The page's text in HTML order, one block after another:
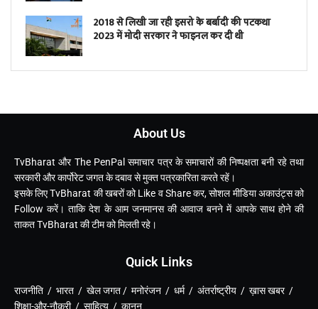
2018 से लिखी जा रही इसरो के बर्बादी की पटकथा
2023 में मोदी सरकार ने फाइनल कर दी थी
About Us
TvBharat और The PenPal समाचार पत्र के समाचारों की निष्पक्षता बनी रहे तथा
सरकारी और कार्पोरेट जगत के दबाव से मुक्त पत्रकारिता करते रहें।
इसके लिए TvBharat की खबरों को Like व Share कर, सोशल मीडिया अकाउंट्स को
Follow करें। ताकि देश के आम जनमानस की आवाज बनने में आपके साथ होने की
ताकत TvBharat की टीम को मिलती रहे।
Quick Links
राजनीति / भारत / खेल जगत / मनोरंजन / धर्म / अंतर्राष्ट्रीय / ख़ास खबर /
शिक्षा-और-नौकरी / साहित्य / कानून